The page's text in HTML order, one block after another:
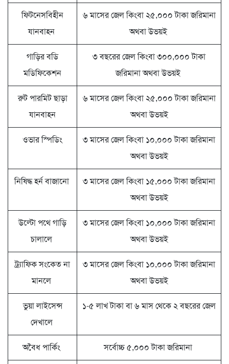
ফিটনেসবিহীন
যানবাহন
৬ মাসের জেল কিংবা ২৫,০০০ টাকা জরিমানা
অথবা উভয়ই
গাড়ির বডি
মডিফিকেশন
৩ বছরের জেল কিংবা ৩০০,০০০ টাকা
জরিমানা অথবা উভয়ই
রুট পারমিট ছাড়া
যানবাহন
৬ মাসের জেল কিংবা ২৫,০০০ টাকা জরিমানা
অথবা উভয়ই
ওভার স্পিডিং
৩ মাসের জেল কিংবা ১০,০০০ টাকা জরিমানা
অথবা উভয়ই
নিষিদ্ধ হর্ন বাজানো
৩ মাসের জেল কিংবা ১৫,০০০ টাকা জরিমানা
অথবা উভয়ই
উল্টো পথে গাড়ি
চালালে
৩ মাসের জেল কিংবা ১০,০০০ টাকা জরিমানা
অথবা উভয়ই
ট্র্যাফিক সংকেত না
মানলে
৩ মাসের জেল কিংবা ১০,০০০ টাকা জরিমানা
অথবা উভয়ই
ভুয়া লাইসেন্স
দেখালে
১-৫ লাখ টাকা বা ৬ মাস থেকে ২ বছরের জেল
অবৈধ পার্কিং সর্বোচ্চ ৫,০০০ টাকা জরিমানা